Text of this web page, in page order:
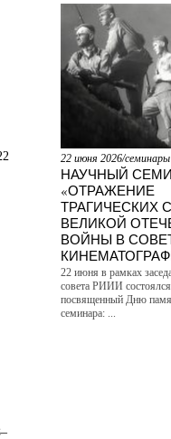
22 июня 2026/семинары
НАУЧНЫЙ
«ОТРАЖЕНИЕ
ТРАГИЧЕСКИХ
ВЕЛИКОЙ
ВОЙНЫ В
22 июня в рамках
совета РИИИ
посвященный Дню
семинара: ...